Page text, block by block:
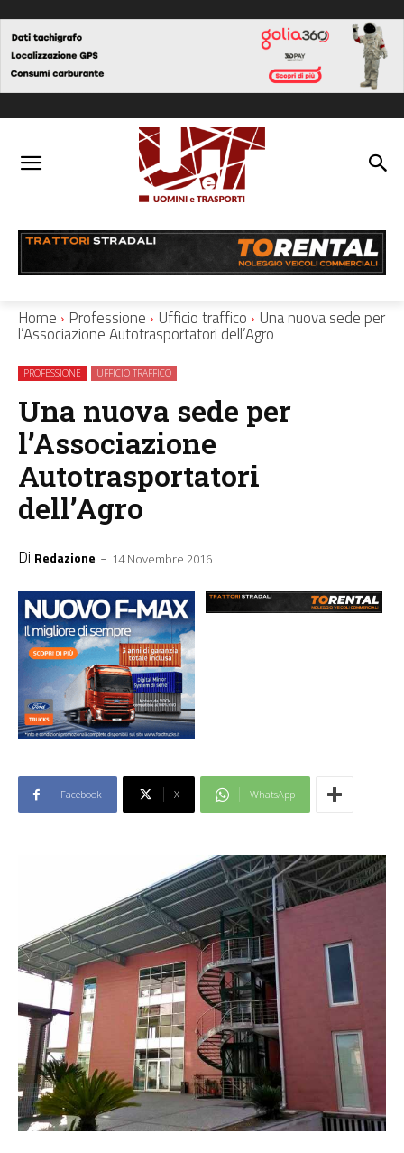
Home Professione Ufficio traffico Una nuova sede per
l’Associazione Autotrasportatori dell’Agro
PROFESSIONE UFFICIO TRAFFICO
Una nuova sede per
l’Associazione
Autotrasportatori
dell’Agro
Di Redazione - 14 Novembre 2016
Facebook X WhatsApp